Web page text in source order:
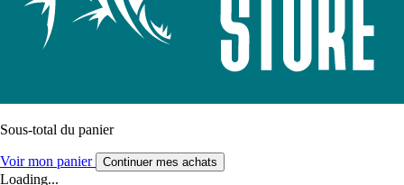
Sous-total du panier
Voir mon panier Continuer mes achats
Loading...